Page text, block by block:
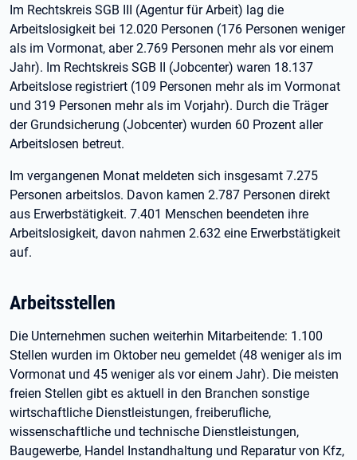
Im Rechtskreis SGB III (Agentur für Arbeit) lag die
Arbeitslosigkeit bei 12.020 Personen (176 Personen weniger
als im Vormonat, aber 2.769 Personen mehr als vor einem
Jahr). Im Rechtskreis SGB II (Jobcenter) waren 18.137
Arbeitslose registriert (109 Personen mehr als im Vormonat
und 319 Personen mehr als im Vorjahr). Durch die Träger
der Grundsicherung (Jobcenter) wurden 60 Prozent aller
Arbeitslosen betreut.
Im vergangenen Monat meldeten sich insgesamt 7.275
Personen arbeitslos. Davon kamen 2.787 Personen direkt
aus Erwerbstätigkeit. 7.401 Menschen beendeten ihre
Arbeitslosigkeit, davon nahmen 2.632 eine Erwerbstätigkeit
auf.
Arbeitsstellen
Die Unternehmen suchen weiterhin Mitarbeitende: 1.100
Stellen wurden im Oktober neu gemeldet (48 weniger als im
Vormonat und 45 weniger als vor einem Jahr). Die meisten
freien Stellen gibt es aktuell in den Branchen sonstige
wirtschaftliche Dienstleistungen, freiberufliche,
wissenschaftliche und technische Dienstleistungen,
Baugewerbe, Handel Instandhaltung und Reparatur von Kfz,